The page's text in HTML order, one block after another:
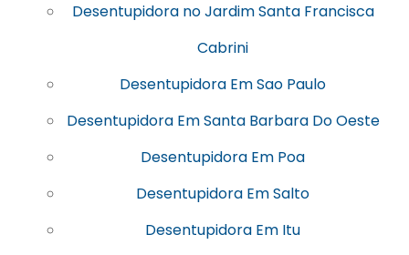
Desentupidora no Jardim Santa Francisca
Cabrini
Desentupidora Em Sao Paulo
Desentupidora Em Santa Barbara Do Oeste
Desentupidora Em Poa
Desentupidora Em Salto
Desentupidora Em Itu